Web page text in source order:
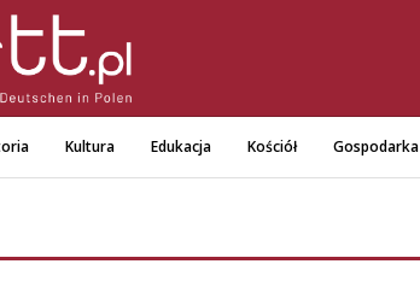
Kultura Edukacja Kościół Gospodarka